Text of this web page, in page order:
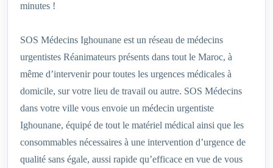
minutes !
SOS Médecins Ighounane est un réseau de médecins
urgentistes Réanimateurs présents dans tout le Maroc, à
même d’intervenir pour toutes les urgences médicales à
domicile, sur votre lieu de travail ou autre. SOS Médecins
dans votre ville vous envoie un médecin urgentiste
Ighounane, équipé de tout le matériel médical ainsi que les
consommables nécessaires à une intervention d’urgence de
qualité sans égale, aussi rapide qu’efficace en vue de vous